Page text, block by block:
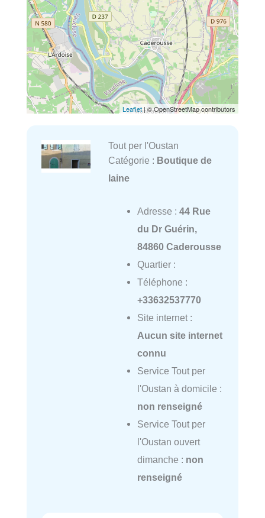
Leaflet| © OpenStreetMap contributors
Tout per l'Oustan
Catégorie : Boutique de
laine
Adresse : 44 Rue
du Dr Guérin,
84860 Caderousse
Quartier :
Téléphone :
+33632537770
Site internet :
Aucun site internet
connu
Service Tout per
l'Oustan à domicile :
non renseigné
Service Tout per
l'Oustan ouvert
dimanche : non
renseigné